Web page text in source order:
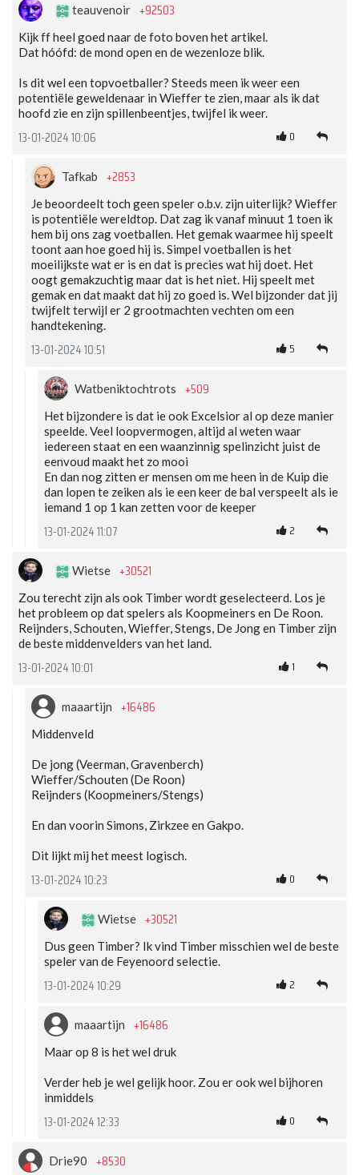
teauvenoir +92503
Kijk ff heel goed naar de foto boven het artikel.
Dat hóófd: de mond open en de wezenloze blik.
Is dit wel een topvoetballer? Steeds meen ik weer een
potentiële geweldenaar in Wieffer te zien, maar als ik dat
hoofd zie en zijn spillenbeentjes, twijfel ik weer.
13-01-2024 10:06 0
Tafkab +2853
Je beoordeelt toch geen speler o.b.v. zijn uiterlijk? Wieffer
is potentiële wereldtop. Dat zag ik vanaf minuut 1 toen ik
hem bij ons zag voetballen. Het gemak waarmee hij speelt
toont aan hoe goed hij is. Simpel voetballen is het
moeilijkste wat er is en dat is precies wat hij doet. Het
oogt gemakzuchtig maar dat is het niet. Hij speelt met
gemak en dat maakt dat hij zo goed is. Wel bijzonder dat jij
twijfelt terwijl er 2 grootmachten vechten om een
handtekening.
13-01-2024 10:51 5
Watbeniktochtrots +509
Het bijzondere is dat ie ook Excelsior al op deze manier
speelde. Veel loopvermogen, altijd al weten waar
iedereen staat en een waanzinnig spelinzicht juist de
eenvoud maakt het zo mooi
En dan nog zitten er mensen om me heen in de Kuip die
dan lopen te zeiken als ie een keer de bal verspeelt als ie
iemand 1 op 1 kan zetten voor de keeper
13-01-2024 11:07 2
Wietse +30521
Zou terecht zijn als ook Timber wordt geselecteerd. Los je
het probleem op dat spelers als Koopmeiners en De Roon.
Reijnders, Schouten, Wieffer, Stengs, De Jong en Timber zijn
de beste middenvelders van het land.
13-01-2024 10:01 1
maaartijn +16486
Middenveld
De jong (Veerman, Gravenberch)
Wieffer/Schouten (De Roon)
Reijnders (Koopmeiners/Stengs)
En dan voorin Simons, Zirkzee en Gakpo.
Dit lijkt mij het meest logisch.
13-01-2024 10:23 0
Wietse +30521
Dus geen Timber? Ik vind Timber misschien wel de beste
speler van de Feyenoord selectie.
13-01-2024 10:29 2
maaartijn +16486
Maar op 8 is het wel druk
Verder heb je wel gelijk hoor. Zou er ook wel bijhoren
inmiddels
13-01-2024 12:33 0
Drie90 +8530